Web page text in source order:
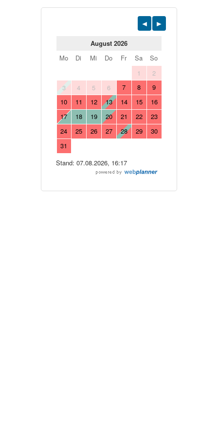
August 2026
Mo
Di Mi Do Fr Sa
So
1
2
3
4 5 6 7 8
9
10
11 12 13 14 15
16
17
18 19 20 21 22
23
24
25 26 27 28 29
30
31
Stand: 07.08.2026, 16:17